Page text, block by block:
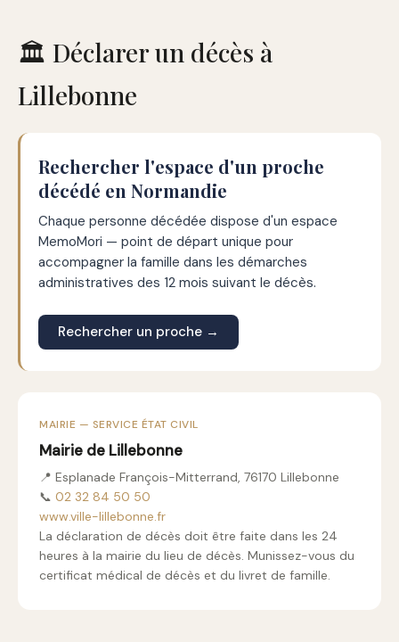
🏛️ Déclarer un décès à
Lillebonne
Rechercher l'espace d'un proche
décédé en Normandie
Chaque personne décédée dispose d'un espace
MemoMori — point de départ unique pour
accompagner la famille dans les démarches
administratives des 12 mois suivant le décès.
Rechercher un proche →
MAIRIE — SERVICE ÉTAT CIVIL
Mairie de Lillebonne
📍 Esplanade François-Mitterrand, 76170 Lillebonne
📞 02 32 84 50 50
www.ville-lillebonne.fr
La déclaration de décès doit être faite dans les 24
heures à la mairie du lieu de décès. Munissez-vous du
certificat médical de décès et du livret de famille.